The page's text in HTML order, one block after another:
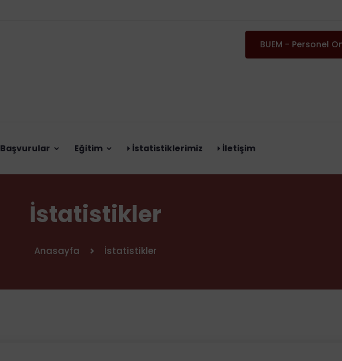
BUEM - Personel
Başvurular Eğitim İstatistiklerimiz İletişim
İstatistikler
Anasayfa İstatistikler